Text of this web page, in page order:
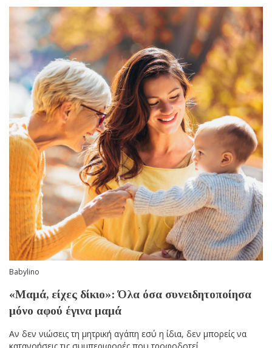
Babylino
«Μαμά, είχες δίκιο»: Όλα όσα συνειδητοποίησα
μόνο αφού έγινα μαμά
Αν δεν νιώσεις τη μητρική αγάπη εσύ η ίδια, δεν μπορείς να
κατανοήσεις τις συμπεριφορές που τροφοδοτεί.